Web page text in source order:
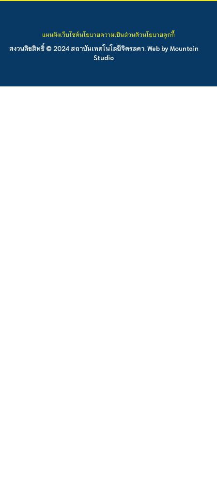
สงวนลิขสิทธิ์ © 2024 สถาบันเทคโนโลยีจิตรลดา. Web by Mountain
Studio
แผนผังเว็บไซต์นโยบายความเป็นส่วนตัวนโยบายคุกกี้